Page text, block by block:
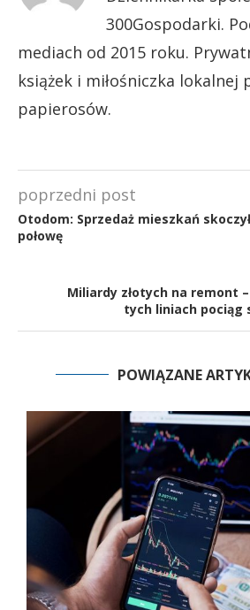
300Gospodarki.
mediach od 2015 roku.
książek i miłośniczka lokalnej
papierosów.
poprzedni post
Otodom: Sprzedaż mieszkań
połowę
Miliardy złotych na remont
tych liniach pociąg
POWIĄZANE